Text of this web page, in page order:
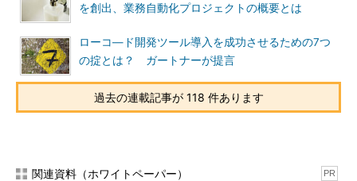
を創出、業務自動化プロジェクトの概要とは
ローコ―ド開発ツール導入を成功させるための7つ
の掟とは？ ガートナーが提言
過去の連載記事が 118 件あります
関連資料（ホワイトペーパー） PR